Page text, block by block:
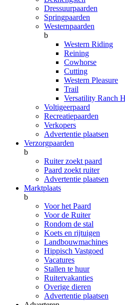
Dressuurpaarden
Springpaarden
Westernpaarden
b
Western Riding
Reining
Cowhorse
Cutting
Western Pleasure
Trail
Versatility Ranch
Voltigeerpaard
Recreatiepaarden
Verkopers
Advertentie plaatsen
Verzorgpaarden
b
Ruiter zoekt paard
Paard zoekt ruiter
Advertentie plaatsen
Marktplaats
b
Voor het Paard
Voor de Ruiter
Rondom de stal
Koets en rijtuigen
Landbouwmachines
Hippisch Vastgoed
Vacatures
Stallen te huur
Ruitervakanties
Overige dieren
Advertentie plaatsen